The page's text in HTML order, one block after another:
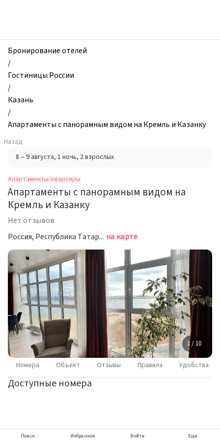
и
квартиры,
Апартаменты
панорамным
видом
на
Кремль
и
Казанку,
Казань,
Россия
Бронирование отелей
/
Гостиницы России
/
Казань
/
Апартаменты c панорамным видом на Кремль и Казанку
Назад
8 – 9 августа, 1 ночь, 2 взрослых
Апартаменты/квартиры
Апартаменты c панорамным видом на
Кремль и Казанку
Нет отзывов
Россия, Республика Татарстан, Казань, улица Сибгата Хакима, 15 на карте
1 / 10
Номера Объект Отзывы Правила Удобства
Доступные номера
Поиск Избранное Войти Ещё